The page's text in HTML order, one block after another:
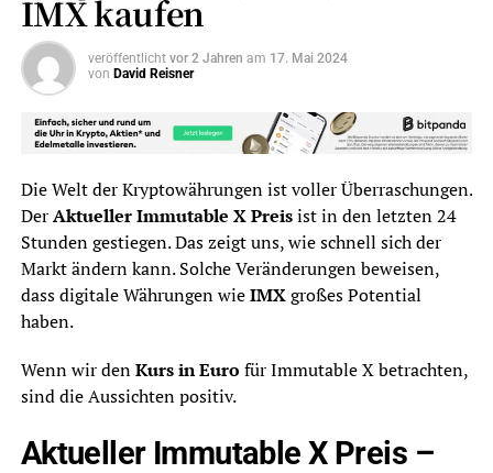
IMX kaufen
veröffentlicht vor 2 Jahren am 17. Mai 2024
von David Reisner
Die Welt der Kryptowährungen ist voller Überraschungen.
DerAktueller Immutable X Preisist in den letzten 24
Stunden gestiegen. Das zeigt uns, wie schnell sich der
Markt ändern kann. Solche Veränderungen beweisen,
dass digitale Währungen wieIMXgroßes Potential
haben.
Wenn wir denKurs in Euro für Immutable X betrachten,
sind die Aussichten positiv.
Aktueller Immutable X Preis –